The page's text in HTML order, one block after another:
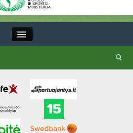
SFL taurė
7x7 CUP